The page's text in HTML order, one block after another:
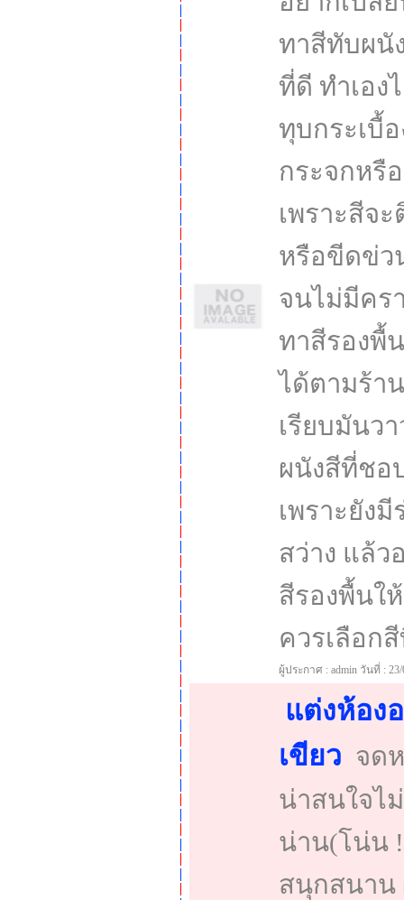
ทาสีทับผนั
ที่ดี ทำเอง
ทุบกระเบื้
กระจกหรื
เพราะสีจ
หรือขีดข่ว
จนไม่มีคร
ทาสีรองพื้
ได้ตามร้า
เรียบมันว
ผนังสีที่ชอ
เพราะยัง
สว่าง แล้ว
สีรองพื้นใ
ควรเลือก
ผู้ประกาศ : admin วันที่ : 23/
แต่งห้อง
เขียว จด
น่าสนใจไ
น่าน(โน่น
สนุกสนาน